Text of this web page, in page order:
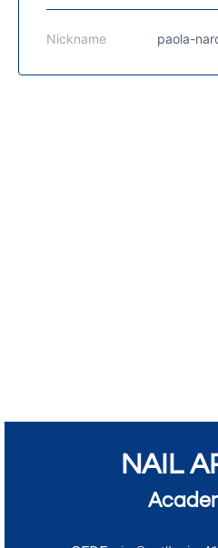
Nickname paola-
NAIL